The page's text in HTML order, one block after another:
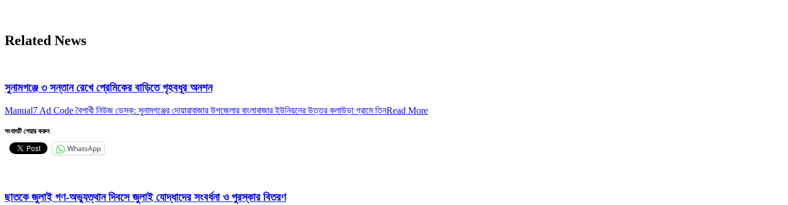
Related News
সুনামগঞ্জে ৩ সন্তান রেখে প্রেমিকের বাড়িতে গৃহবধূর অনশন
Manual7 Ad Code বৈশাখী নিউজ ডেস্ক: সুনামগঞ্জের দোয়ারাবাজার উপজেলার বাংলাবাজার ইউনিয়নের উত্তর কলাউড়া গ্রামে তিনRead More
সংবাদটি শেয়ার করুন
WhatsApp
ছাতকে জুলাই গণ-অভ্যুত্থান দিবসে জুলাই যোদ্ধাদের সংবর্ধনা ও পুরস্কার বিতরণ